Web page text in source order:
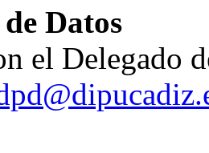
Datos
el Delegado